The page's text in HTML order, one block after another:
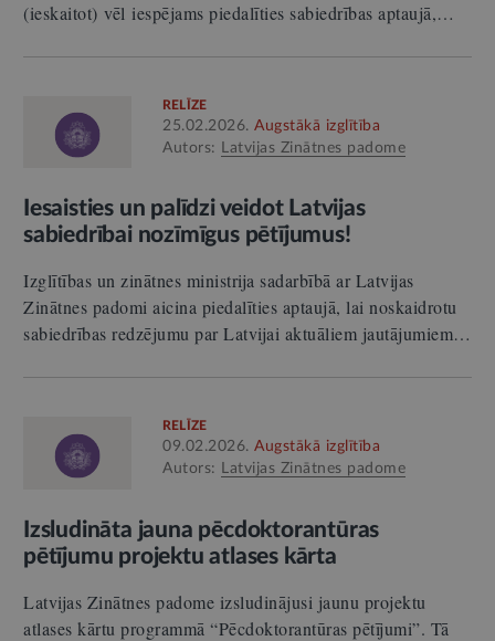
(ieskaitot) vēl iespējams piedalīties sabiedrības aptaujā,…
RELĪZE
25.02.2026. Augstākā izglītība
Autors: Latvijas Zinātnes padome
Iesaisties un palīdzi veidot Latvijas
sabiedrībai nozīmīgus pētījumus!
Izglītības un zinātnes ministrija sadarbībā ar Latvijas
Zinātnes padomi aicina piedalīties aptaujā, lai noskaidrotu
sabiedrības redzējumu par Latvijai aktuāliem jautājumiem…
RELĪZE
09.02.2026. Augstākā izglītība
Autors: Latvijas Zinātnes padome
Izsludināta jauna pēcdoktorantūras
pētījumu projektu atlases kārta
Latvijas Zinātnes padome izsludinājusi jaunu projektu
atlases kārtu programmā “Pēcdoktorantūras pētījumi”. Tā